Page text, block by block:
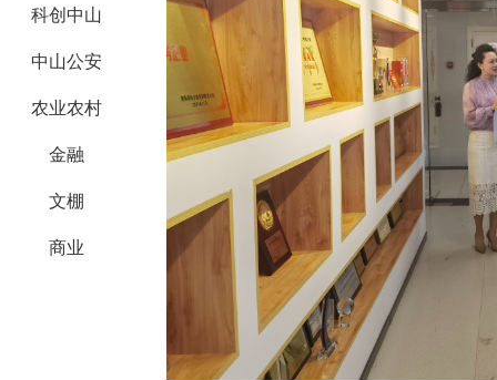
科创中山
中山公安
农业农村
金融
文棚
商业